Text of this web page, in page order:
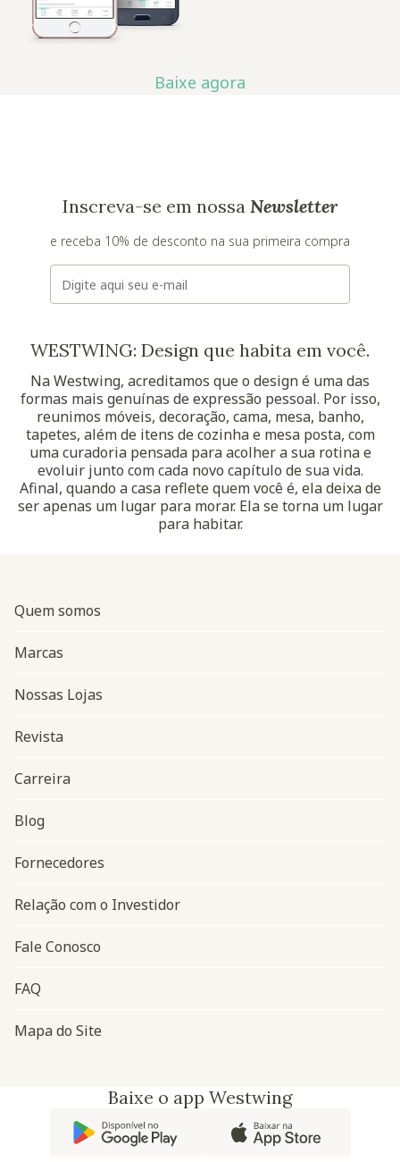
Baixe agora
Inscreva-se em nossa Newsletter
e receba 10% de desconto na sua primeira compra
E-mail
WESTWING: Design que habita em você.
Na Westwing, acreditamos que o design é uma das
formas mais genuínas de expressão pessoal. Por isso,
reunimos móveis, decoração, cama, mesa, banho,
tapetes, além de itens de cozinha e mesa posta, com
uma curadoria pensada para acolher a sua rotina e
evoluir junto com cada novo capítulo de sua vida.
Afinal, quando a casa reflete quem você é, ela deixa de
ser apenas um lugar para morar. Ela se torna um lugar
para habitar.
Navegação do rodapé
Quem somos
Marcas
Nossas Lojas
Revista
Carreira
Blog
Fornecedores
Relação com o Investidor
Fale Conosco
FAQ
Mapa do Site
Baixe o app Westwing